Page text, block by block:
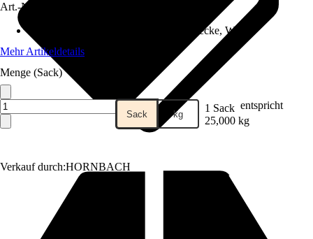
Verkauf durch:HORNBACH
Art.-Nr.
Außen, Innen, Decke, Wand
Mehr Artikeldetails
Menge (Sack)
Sack kg 1 Sack entspricht
25,000 kg